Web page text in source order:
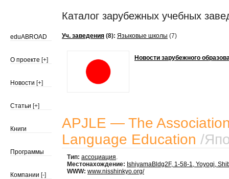
Каталог зарубежных учебных
eduABROAD
О проекте [+]
Новости [+]
Статьи [+]
Книги
Программы
Компании [-]
Уч. заведения (8): Языковые школы (7)
Новости зарубежного
APJLE — The
Language Education /
Тип: ассоциация.
Местонахождение: IshiyamaBldg2F, 1-58-1, Yoyogi,
WWW: www.nisshinkyo.org/